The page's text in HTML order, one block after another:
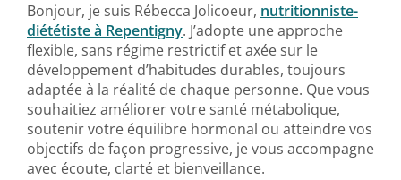
Bonjour, je suis Rébecca Jolicoeur, nutritionniste-
diététiste à Repentigny. J’adopte une approche
flexible, sans régime restrictif et axée sur le
développement d’habitudes durables, toujours
adaptée à la réalité de chaque personne. Que vous
souhaitiez améliorer votre santé métabolique,
soutenir votre équilibre hormonal ou atteindre vos
objectifs de façon progressive, je vous accompagne
avec écoute, clarté et bienveillance.